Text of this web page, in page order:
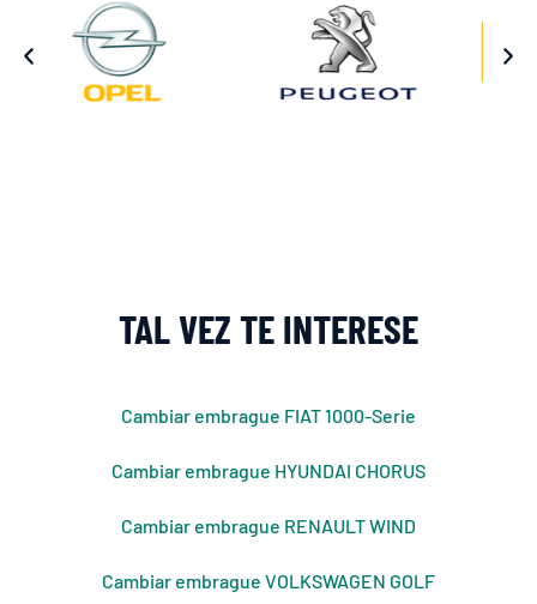
TAL VEZ TE INTERESE
Cambiar embrague FIAT 1000-Serie
Cambiar embrague HYUNDAI CHORUS
Cambiar embrague RENAULT WIND
Cambiar embrague VOLKSWAGEN GOLF